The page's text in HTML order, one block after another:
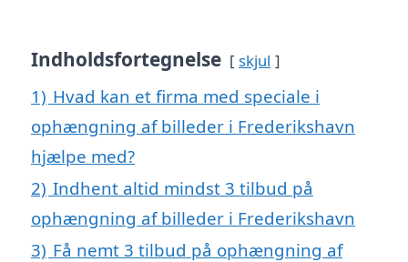
Indholdsfortegnelse skjul
1) Hvad kan et firma med speciale i
ophængning af billeder i Frederikshavn
hjælpe med?
2) Indhent altid mindst 3 tilbud på
ophængning af billeder i Frederikshavn
3) Få nemt 3 tilbud på ophængning af